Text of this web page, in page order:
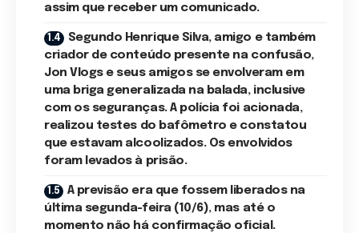
assim que receber um comunicado.
Segundo Henrique Silva, amigo e também
criador de conteúdo presente na confusão,
Jon Vlogs e seus amigos se envolveram em
uma briga generalizada na balada, inclusive
com os seguranças. A polícia foi acionada,
realizou testes do bafômetro e constatou
que estavam alcoolizados. Os envolvidos
foram levados à prisão.
A previsão era que fossem liberados na
última segunda-feira (10/6), mas até o
momento não há confirmação oficial.